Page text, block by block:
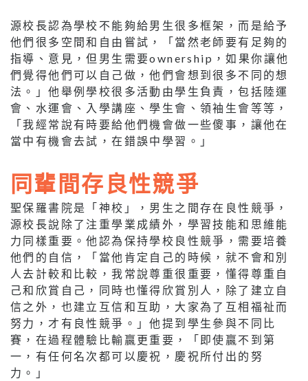
源校長認為學校不能夠給男生很多框架，而是給予
他們很多空間和自由嘗試，「當然老師要有足夠的
指導、意見，但男生需要ownership，如果你讓他
們覺得他們可以自己做，他們會想到很多不同的想
法。」他舉例學校很多活動由學生負責，包括陸運
會、水運會、入學講座、學生會、領袖生會等等，
「我經常說有時要給他們機會做一些傻事，讓他在
當中有機會去試，在錯誤中學習。」
同輩間存良性競爭
聖保羅書院是「神校」，男生之間存在良性競爭，
源校長說除了注重學業成績外，學習技能和思維能
力同樣重要。他認為保持學校良性競爭，需要培養
他們的自信，「當他肯定自己的時候，就不會和別
人去計較和比較，我常說尊重很重要，懂得尊重自
己和欣賞自己，同時也懂得欣賞別人，除了建立自
信之外，也建立互信和互助，大家為了互相福祉而
努力，才有良性競爭。」他提到學生參與不同比
賽，在過程體驗比輸贏更重要，「即使贏不到第
一，有任何名次都可以慶祝，慶祝所付出的努
力。」